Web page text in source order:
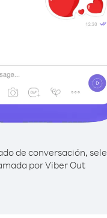
de conversación,
por Viber Out